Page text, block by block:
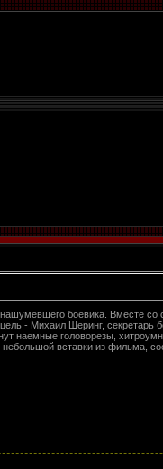
боевика. Вместе
- Михаил Шеринг, секретарь
наемные головорезы,
вставки из фильма,